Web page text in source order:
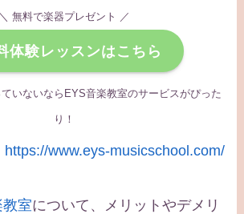
＼ 無料で楽器プレゼント ／
体験レッスンはこちら
いないならEYS音楽教室のサービスがぴった
り！
https://www.eys-musicschool.com/
室について、メリットやデメリ